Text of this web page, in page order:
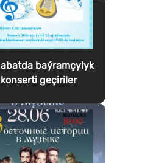
baýramçylyk
konserti geçiriler